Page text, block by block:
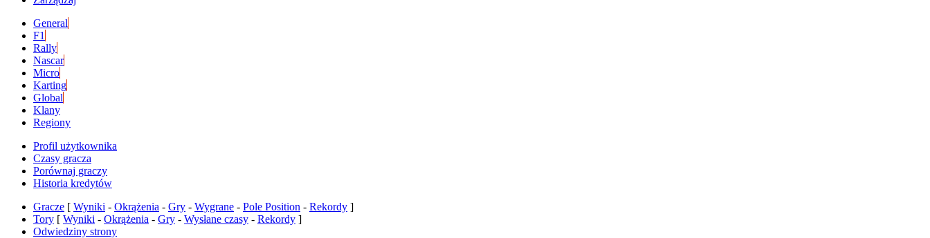
General
F1
Rally
Nascar
Micro
Karting
Global
Klany
Regiony
Profil użytkownika
Czasy gracza
Porównaj graczy
Historia kredytów
Gracze [ Wyniki - Okrążenia - Gry - Wygrane - Pole Position - Rekordy ]
Tory [ Wyniki - Okrążenia - Gry - Wysłane czasy - Rekordy ]
Odwiedziny strony